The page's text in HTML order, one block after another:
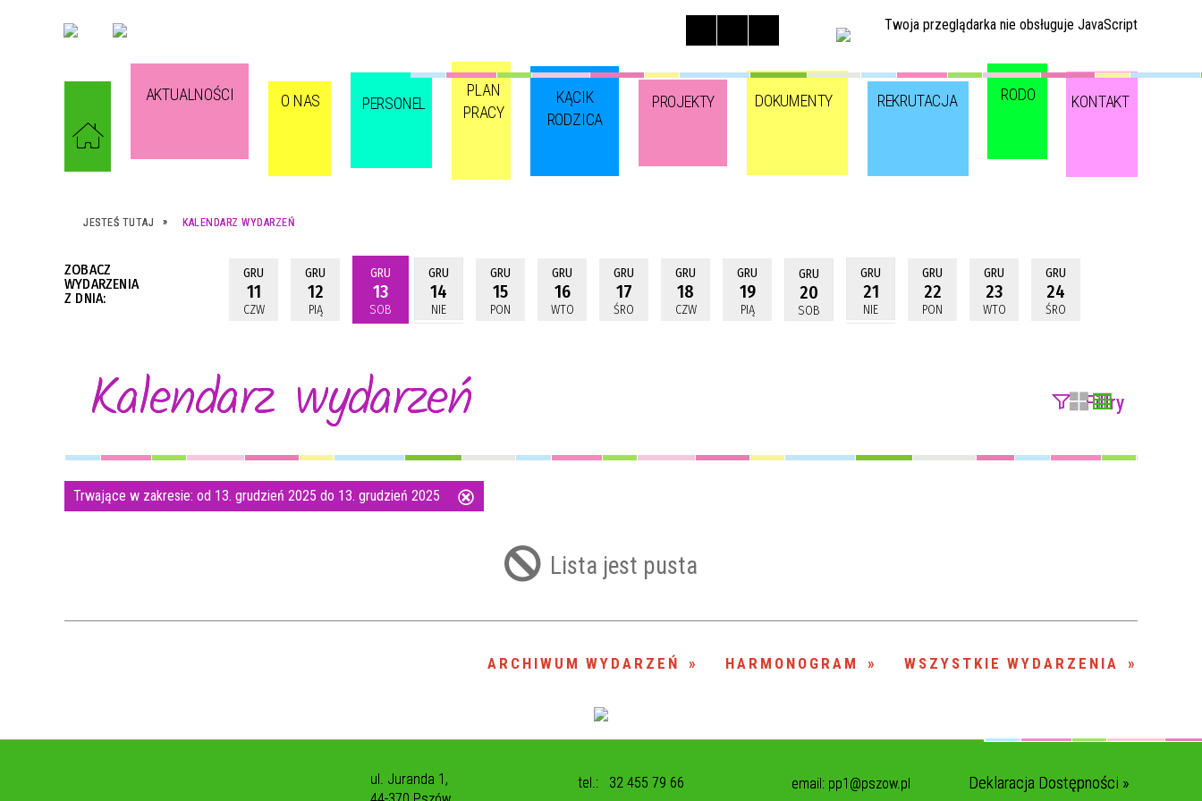
Twoja przeglądarka nie obsługuje JavaScript
AKTUALNOŚCI O NAS PERSONEL
PLAN
PRACY
KĄCIK
RODZICA
PROJEKTY DOKUMENTY REKRUTACJA RODO KONTAKT
JESTEŚ TUTAJ KALENDARZ WYDARZEŃ
ZOBACZ
WYDARZENIA
Z DNIA:
GRU
11
CZW
GRU
12
PIĄ
GRU
13
SOB
GRU
14
NIE
GRU
15
PON
GRU
16
WTO
GRU
17
ŚRO
GRU
18
CZW
GRU
19
PIĄ
GRU
20
SOB
GRU
21
NIE
GRU
22
PON
GRU
23
WTO
GRU
24
ŚRO
Kalendarz wydarzeń Filtry
Szukana fraza
Miejsce
Organizator
Trwające w zakresie: od 13. grudzień 2025 do 13. grudzień 2025
Lista jest pusta
WSZYSTKIE WYDARZENIA
HARMONOGRAM
ARCHIWUM WYDARZEŃ
ul. Juranda 1,
tel.: 32 455 79 66 email: pp1@pszow.pl Deklaracja Dostępności »